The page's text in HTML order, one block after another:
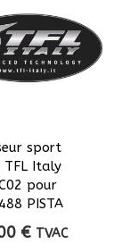
sport
TFL Italy
pour
PISTA
€ TVAC